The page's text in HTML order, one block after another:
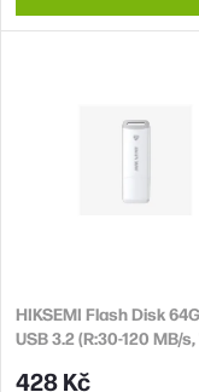
ů
HIKSEMI Flash Disk
USB 3.2 (R:30-120 MB/s,
428 Kč